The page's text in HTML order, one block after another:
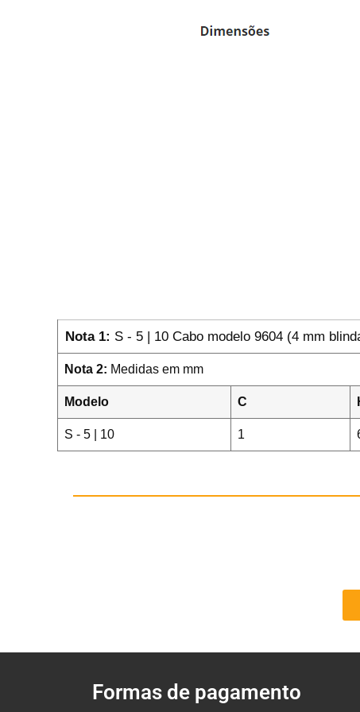
Nota 1: S - 5 | 10 Cabo modelo 9604 (4 mm
Nota 2: Medidas em mm
Modelo C
S - 5 | 10 1
Formas de pagamento